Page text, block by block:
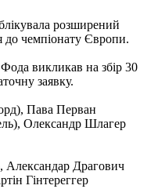
розширений
до чемпіонату Європи.
викликав на збір 30
заявку.
Пава Перван
Олександр Шлагер
Александар Драгович
Гінтереггер